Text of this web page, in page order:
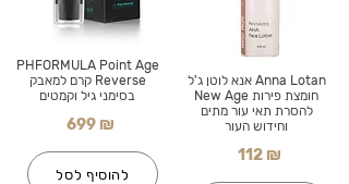
PHFORMULA Point Age
Reverse קרם למאבק
בסימני גיל וקמטים
699 ₪
להוסיף לסל
Anna Lotan אנא לוטן ג'ל
חומצת פירות New Age
להסרת תאי עור מתים
וחידוש העור
112 ₪